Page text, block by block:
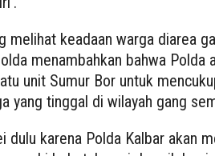
melihat keadaan warga diarea
menambahkan bahwa Polda
unit Sumur Bor untuk
yang tinggal di wilayah gang
dulu karena Polda Kalbar akan